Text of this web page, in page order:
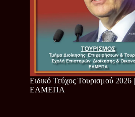
Ειδικό Τεύχος Τουρισμού 2026 |
ΕΛΜΕΠΑ